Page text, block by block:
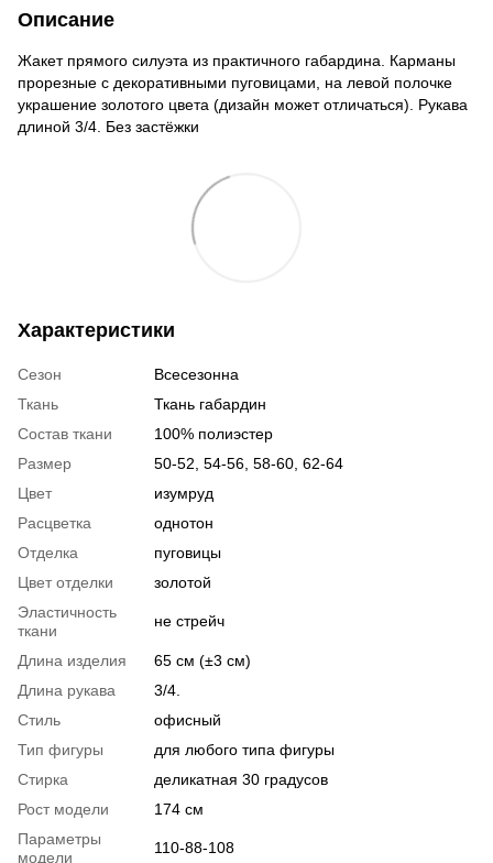
Описание
Жакет прямого силуэта из практичного габардина. Карманы
прорезные с декоративными пуговицами, на левой полочке
украшение золотого цвета (дизайн может отличаться). Рукава
длиной 3/4. Без застёжки
Характеристики
Сезон
Всесезонна
Ткань
Ткань габардин
Состав ткани
100% полиэстер
Размер
50-52, 54-56, 58-60, 62-64
Цвет
изумруд
Расцветка
однотон
Отделка
пуговицы
Цвет отделки
золотой
Эластичность
ткани
не стрейч
Длина изделия
65 см (±3 см)
Длина рукава
3/4.
Стиль
офисный
Тип фигуры
для любого типа фигуры
Стирка
деликатная 30 градусов
Рост модели
174 см
Параметры
модели
110-88-108